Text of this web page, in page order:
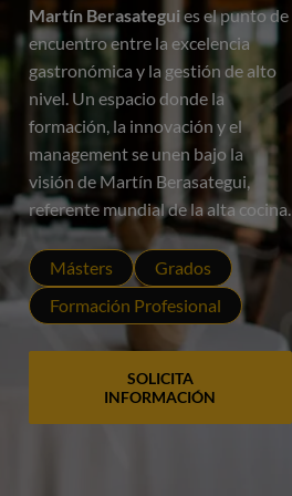
ES
Martín Berasategui es el punto de
encuentro entre la excelencia
gastronómica y la gestión de alto
nivel. Un espacio donde la
formación, la innovación y el
management se unen bajo la
visión de Martín Berasategui,
referente mundial de la alta cocina.
Másters
Grados
Formación Profesional
SOLICITA
INFORMACIÓN